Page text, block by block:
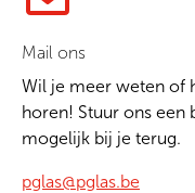
Mail ons
Wil je meer weten of
horen! Stuur ons een
mogelijk bij je terug.
pglas@pglas.be